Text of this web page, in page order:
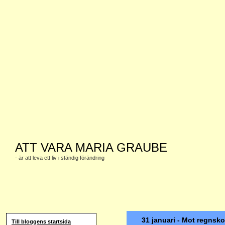
ATT VARA MARIA GRAUBE
- är att leva ett liv i ständig förändring
31 januari - Mot
Till bloggens startsida